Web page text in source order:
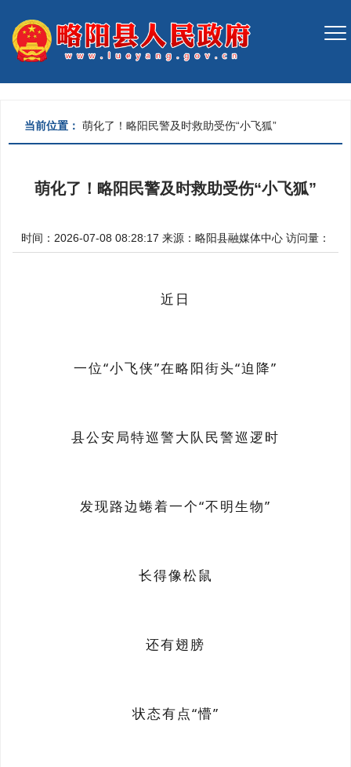
当前位置： 萌化了！略阳民警及时救助受伤“小飞狐”
萌化了！略阳民警及时救助受伤“小飞狐”
时间：2026-07-08 08:28:17 来源： 略阳县融媒体中心 访问量：
近日
一位“小飞侠”在略阳街头“迫降”
县公安局特巡警大队民警巡逻时
发现路边蜷着一个“不明生物”
长得像松鼠
还有翅膀
状态有点“懵”